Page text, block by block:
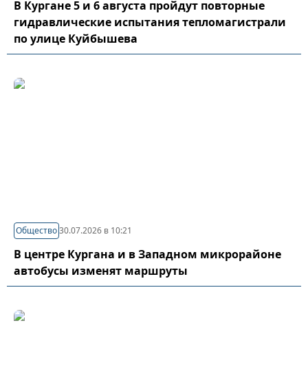
В Кургане 5 и 6 августа пройдут повторные
гидравлические испытания тепломагистрали
по улице Куйбышева
Общество30.07.2026 в 10:21
В центре Кургана и в Западном микрорайоне
автобусы изменят маршруты